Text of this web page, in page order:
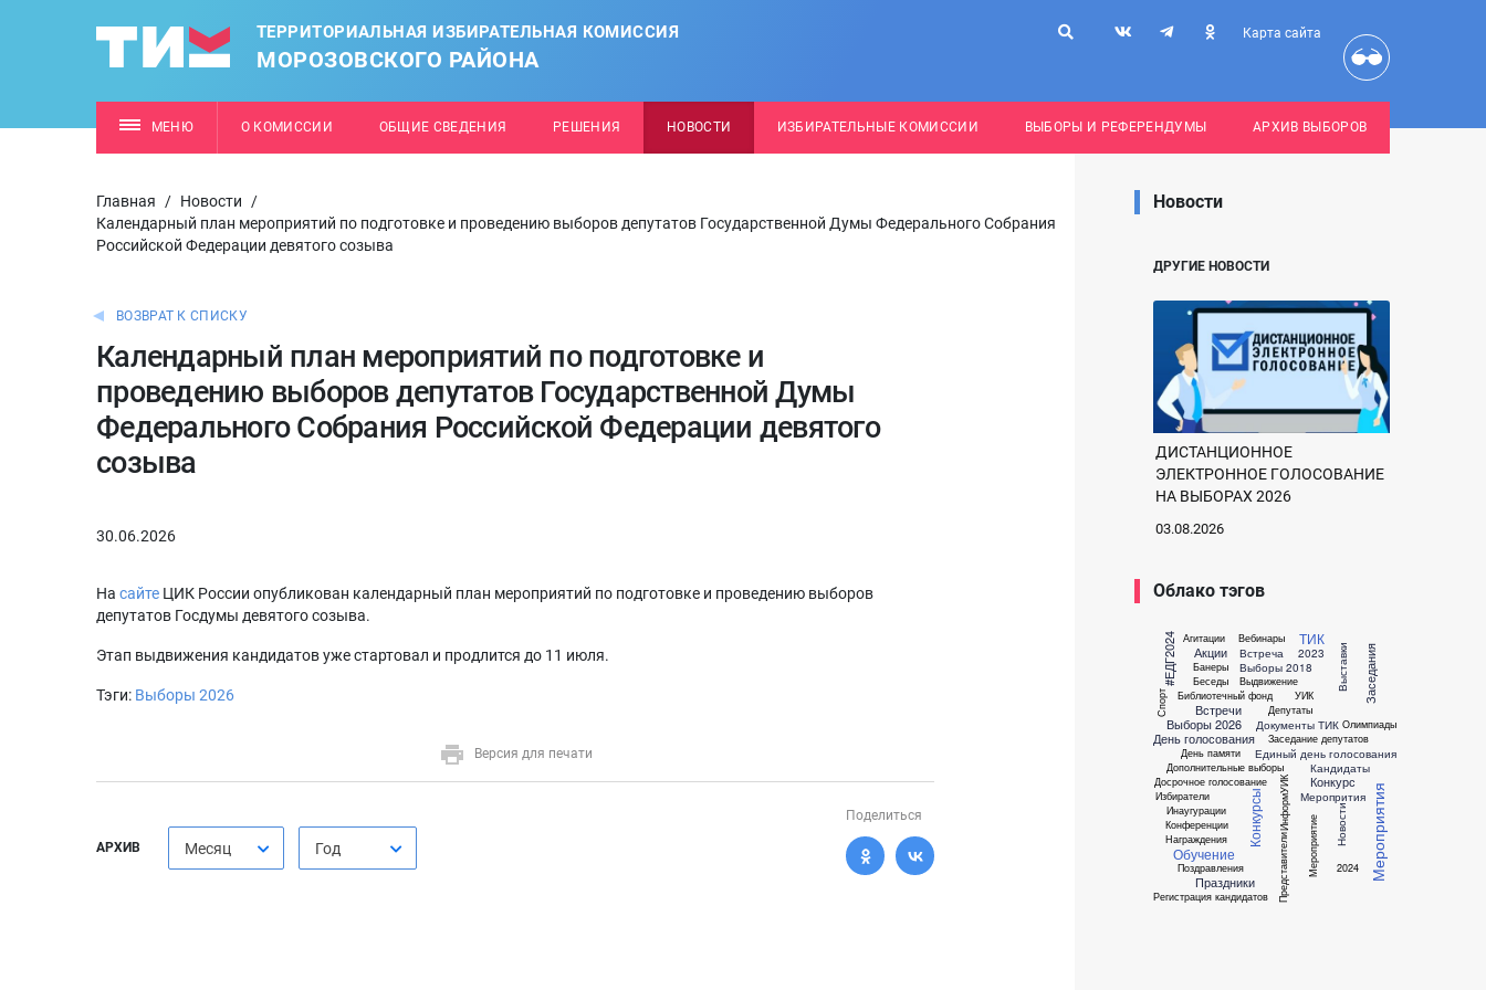
ТЕРРИТОРИАЛЬНАЯ ИЗБИРАТЕЛЬНАЯ КОМИССИЯ
МОРОЗОВСКОГО РАЙОНА
Карта сайта
МЕНЮ О КОМИССИИ ОБЩИЕ СВЕДЕНИЯ РЕШЕНИЯ НОВОСТИ ИЗБИРАТЕЛЬНЫЕ КОМИССИИ ВЫБОРЫ И РЕФЕРЕНДУМЫ АРХИВ ВЫБОРОВ
Главная / Новости
/
Календарный план мероприятий по подготовке и проведению выборов депутатов Государственной Думы Федерального Собрания
Российской Федерации девятого созыва
ВОЗВРАТ К СПИСКУ
Календарный план мероприятий по подготовке и
проведению выборов депутатов Государственной Думы
Федерального Собрания Российской Федерации девятого
созыва
30.06.2026
На сайте ЦИК России опубликован календарный план мероприятий по подготовке и проведению выборов
депутатов Госдумы девятого созыва.
Этап выдвижения кандидатов уже стартовал и продлится до 11 июля.
Тэги: Выборы 2026
Версия для печати
АРХИВ Месяц Год
Поделиться
Новости
ДРУГИЕ НОВОСТИ
ДИСТАНЦИОННОЕ
ЭЛЕКТРОННОЕ ГОЛОСОВАНИЕ
НА ВЫБОРАХ 2026
03.08.2026
Облако тэгов
#ЕДГ2024 Агитации
Акции
Банеры
Беседы
Библиотечный фонд
Вебинары
Встреча
Встречи
Выборы 2018
Выборы 2026
Выдвижение Выставки
День голосования
День памяти
Депутаты
Документы ТИК
Дополнительные выборы
Досрочное голосование
Единый день голосования
Заседание депутатов
Заседания
Избиратели
Инаугурации
ИнформУИК
Кандидаты
Конкурс
Конкурсы
Конференции
Меропрития
Мероприятие Мероприятия
Награждения Новости
Обучение
Олимпиады
Поздравления
Праздники Представители
Регистрация кандидатов
Спорт
ТИК
УИК
2023
2024